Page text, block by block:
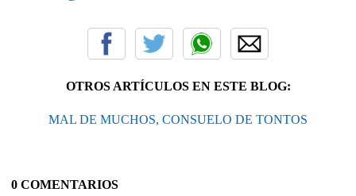
OTROS ARTÍCULOS EN ESTE BLOG:
MAL DE MUCHOS, CONSUELO DE TONTOS
0 COMENTARIOS